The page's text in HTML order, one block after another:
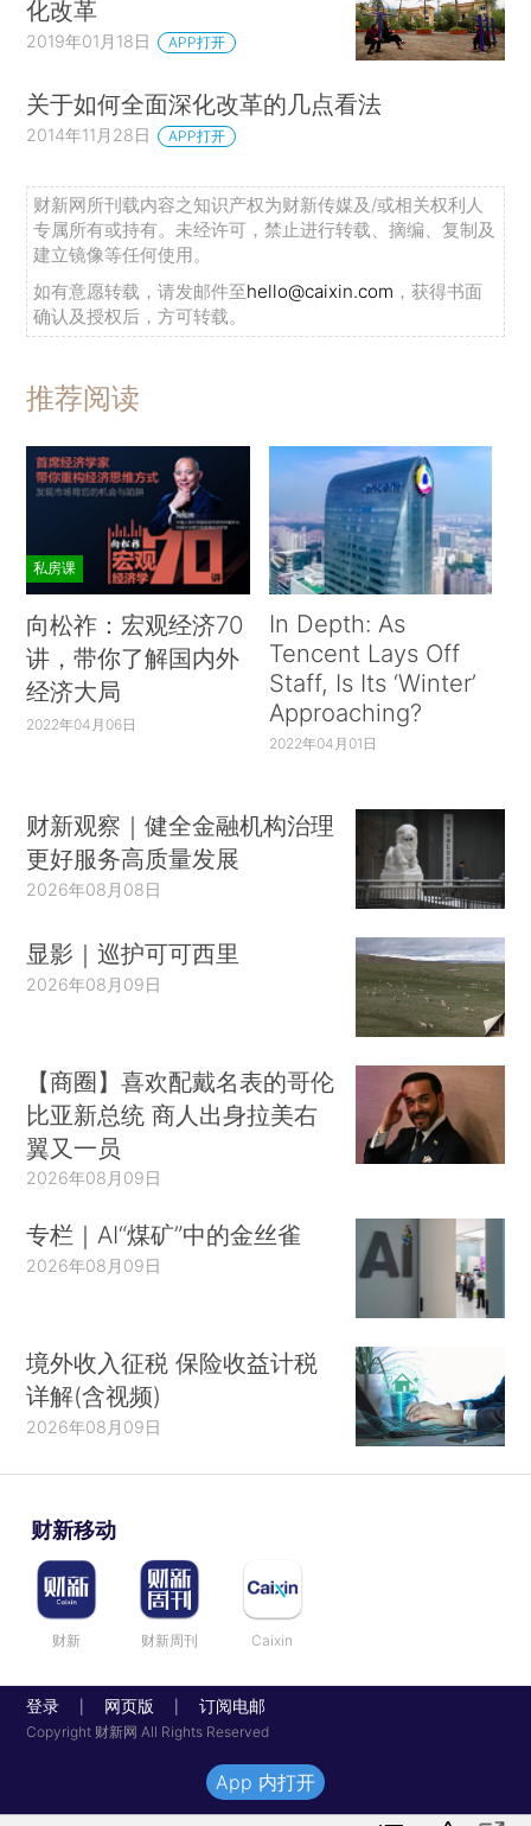
化改革
2019年01月18日 APP打开
关于如何全面深化改革的几点看法
2014年11月28日 APP打开
财新网所刊载内容之知识产权为财新传媒及/或相关权利人
专属所有或持有。未经许可，禁止进行转载、摘编、复制及
建立镜像等任何使用。
如有意愿转载，请发邮件至hello@caixin.com ，获得书面
确认及授权后，方可转载。
推荐阅读
私房课
向松祚：宏观经济70
讲，带你了解国内外
经济大局
2022年04月06日
In Depth: As
Tencent Lays Off
Staff, Is Its ‘Winter’
Approaching?
2022年04月01日
财新观察｜健全金融机构治理
更好服务高质量发展
2026年08月08日
显影｜巡护可可西里
2026年08月09日
【商圈】喜欢配戴名表的哥伦
比亚新总统 商人出身拉美右
翼又一员
2026年08月09日
专栏｜AI“煤矿”中的金丝雀
2026年08月09日
境外收入征税 保险收益计税
详解(含视频)
2026年08月09日
财新移动
财新 财新周刊 Caixin
登录 网页版 订阅电邮
Copyright 财新网 All Rights Reserved
App 内打开